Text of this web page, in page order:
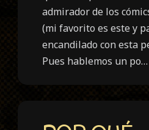
admirador de los
(mi favorito es este y
encandilado con esta
Pues hablemos un po…